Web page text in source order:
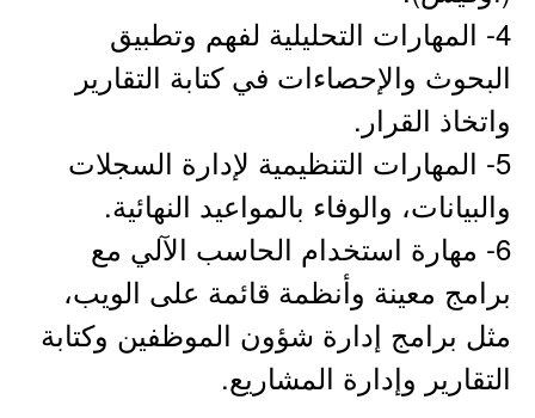
4- المهارات التحليلية لفهم وتطبيق
البحوث والإحصاءات في كتابة التقارير
واتخاذ القرار.
5- المهارات التنظيمية لإدارة السجلات
والبيانات، والوفاء بالمواعيد النهائية.
6- مهارة استخدام الحاسب الآلي مع
برامج معينة وأنظمة قائمة على الويب،
مثل برامج إدارة شؤون الموظفين وكتابة
التقارير وإدارة المشاريع.